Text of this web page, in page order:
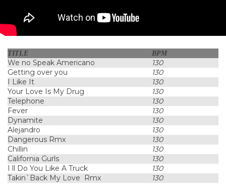
TITLE BPM
We no Speak Americano
130
Getting over you
130
I Like It
130
Your Love Is My Drug
130
Telephone
130
Fever
130
Dynamite
130
Alejandro
130
Dangerous Rmx
130
Chillin
130
California Gurls
130
I ll Do You Like A Truck
130
Takin`Back My Love Rmx
130